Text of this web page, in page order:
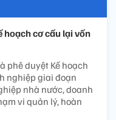
cơ cấu lại vốn
phê duyệt Kế hoạch
nghiệp giai đoạn
nhà nước, doanh
vi quản lý, hoàn